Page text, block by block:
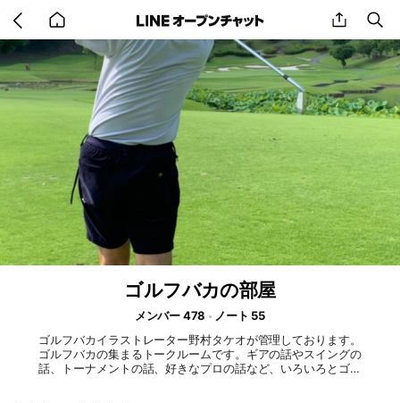
back
to
home
share
ゴルフバカの部屋
メンバー 478
ノート 55
ゴルフバカイラストレーター野村タケオが管理しております。
ゴルフバカの集まるトークルームです。ギアの話やスイングの
話、トーナメントの話、好きなプロの話など、いろいろとゴル